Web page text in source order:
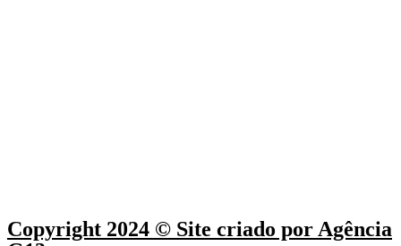
Copyright 2024 © Site criado por Agência